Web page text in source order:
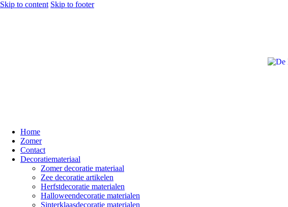
Skip to content Skip to footer
Home
Zomer
Contact
Decoratiemateriaal
Zomer decoratie materiaal
Zee decoratie artikelen
Herfstdecoratie materialen
Halloweendecoratie materialen
Sinterklaasdecoratie materialen